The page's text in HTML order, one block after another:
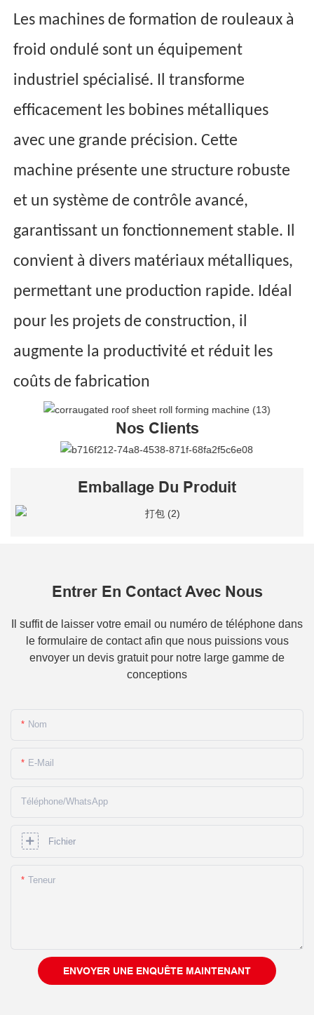
Les machines de formation de rouleaux à
froid ondulé sont un équipement
industriel spécialisé. Il transforme
efficacement les bobines métalliques
avec une grande précision. Cette
machine présente une structure robuste
et un système de contrôle avancé,
garantissant un fonctionnement stable. Il
convient à divers matériaux métalliques,
permettant une production rapide. Idéal
pour les projets de construction, il
augmente la productivité et réduit les
coûts de fabrication
Nos Clients
Emballage Du Produit
Entrer En Contact Avec Nous
Il suffit de laisser votre email ou numéro de téléphone dans
le formulaire de contact afin que nous puissions vous
envoyer un devis gratuit pour notre large gamme de
conceptions
Nom
E-Mail
Téléphone/WhatsApp
Fichier
Teneur
ENVOYER UNE ENQUÊTE MAINTENANT